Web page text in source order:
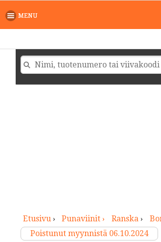
MENU
Etusivu› Punaviinit › Ranska›
Poistunut myynnistä 06.10.2024